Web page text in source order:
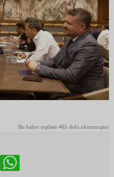
Bu haber toplam 465 defa okunmuştur